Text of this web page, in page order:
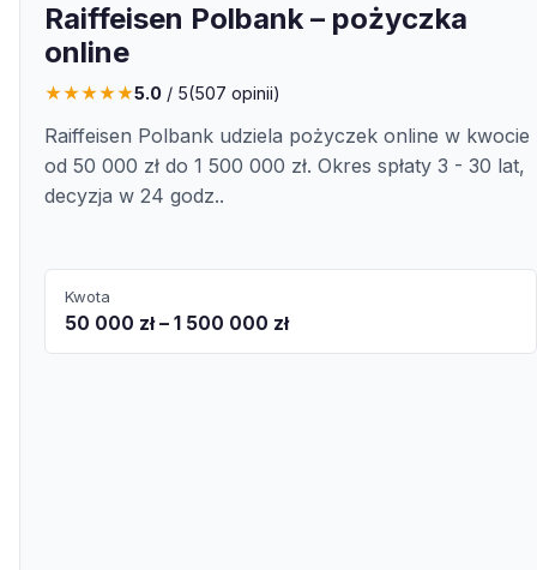
Raiffeisen Polbank – pożyczka
online
★★★★★5.0 / 5(507 opinii)
Raiffeisen Polbank udziela pożyczek online w kwocie
od 50 000 zł do 1 500 000 zł. Okres spłaty 3 - 30 lat,
decyzja w 24 godz..
Kwota
50 000 zł – 1 500 000 zł